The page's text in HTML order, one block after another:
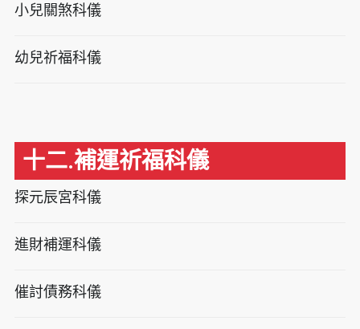
小兒關煞科儀
幼兒祈福科儀
十二.補運祈福科儀
探元辰宮科儀
進財補運科儀
催討債務科儀